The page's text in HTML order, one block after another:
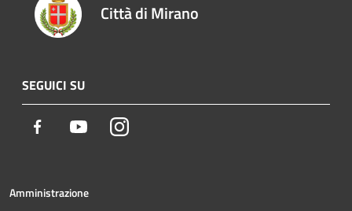
Città di Mirano
SEGUICI SU
Facebook YoutubeInstagram
Amministrazione